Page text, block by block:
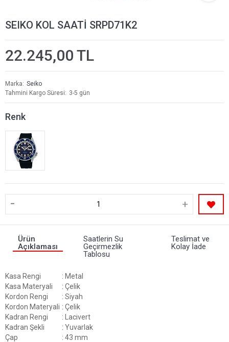
SEIKO KOL SAATİ SRPD71K2
22.245,00 TL
Marka
Seiko
Tahmini Kargo Süresi
3-5 gün
Renk
- +
Ürün
Açıklaması
Saatlerin Su
Geçirmezlik
Tablosu
Teslimat ve
Kolay İade
Kasa Rengi
: Metal
Kasa Materyali
: Çelik
Kordon Rengi
: Siyah
Kordon Materyali : Çelik
Kadran Rengi
: Lacivert
Kadran Şekli
: Yuvarlak
Çap
: 43 mm